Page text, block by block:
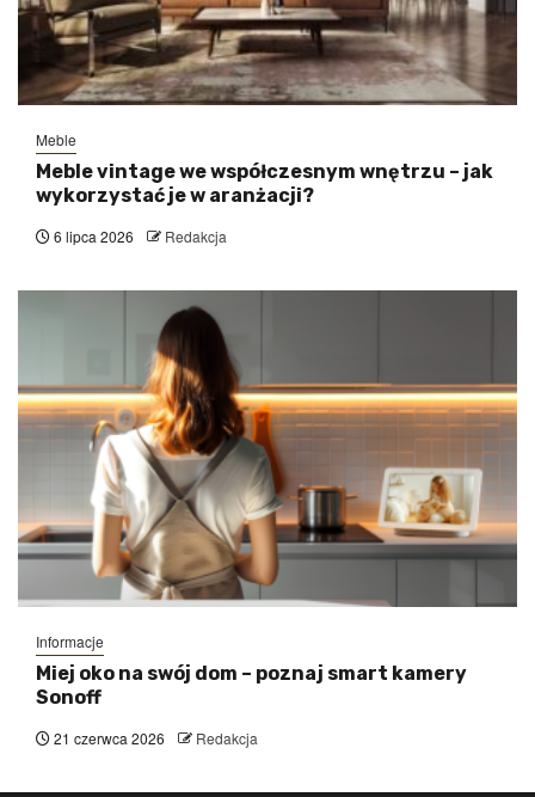
Meble
Meble vintage we współczesnym wnętrzu – jak
wykorzystać je w aranżacji?
6 lipca 2026 Redakcja
Informacje
Miej oko na swój dom – poznaj smart kamery
Sonoff
21 czerwca 2026 Redakcja